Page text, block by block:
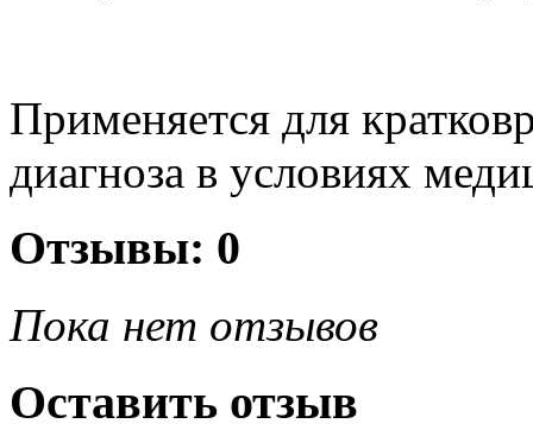
Применяется для
диагноза в условиях
Отзывы: 0
Пока нет отзывов
Оставить отзыв